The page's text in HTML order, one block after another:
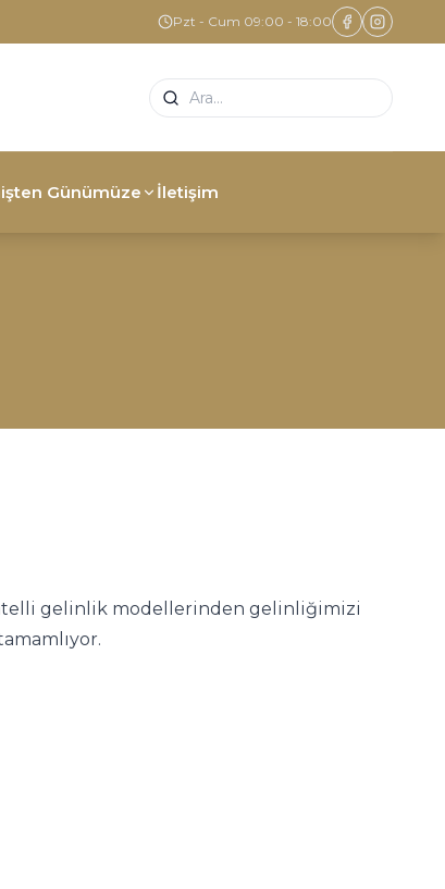
Pzt - Cum 09:00 - 18:00
Günümüze İletişim
gelinlik modellerinden gelinliğimizi